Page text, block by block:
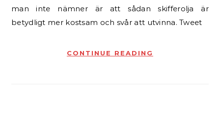
man inte nämner är att sådan skifferolja är
betydligt mer kostsam och svår att utvinna. Tweet
CONTINUE READING